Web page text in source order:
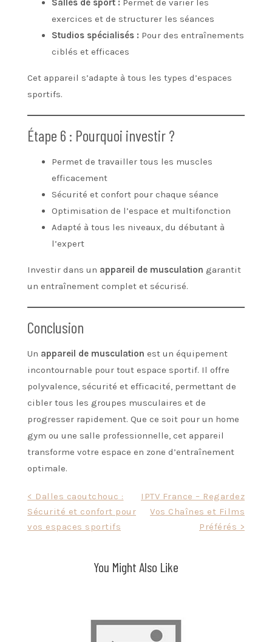
exercices et de structurer les séances
Studios spécialisés : Pour des entraînements
ciblés et efficaces
Cet appareil s’adapte à tous les types d’espaces
sportifs.
Étape 6 : Pourquoi investir ?
Permet de travailler tous les muscles
efficacement
Sécurité et confort pour chaque séance
Optimisation de l’espace et multifonction
Adapté à tous les niveaux, du débutant à
l’expert
Investir dans un appareil de musculation garantit
un entraînement complet et sécurisé.
Conclusion
Un appareil de musculation est un équipement
incontournable pour tout espace sportif. Il offre
polyvalence, sécurité et efficacité, permettant de
cibler tous les groupes musculaires et de
progresser rapidement. Que ce soit pour un home
gym ou une salle professionnelle, cet appareil
transforme votre espace en zone d’entraînement
optimale.
navigation
< Dalles caoutchouc :
Sécurité et confort pour
vos espaces sportifs
IPTV France – Regardez
Vos Chaînes et Films
Préférés >
You Might Also Like